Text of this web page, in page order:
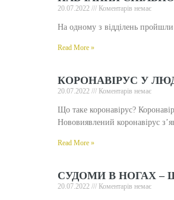
20.07.2022 Коментарів немає
На одному з відділень
Read More »
КОРОНАВІРУС У
20.07.2022 Коментарів немає
Що таке коронавірус?
Нововиявлений коронавірус
Read More »
СУДОМИ В НОГАХ –
20.07.2022 Коментарів немає